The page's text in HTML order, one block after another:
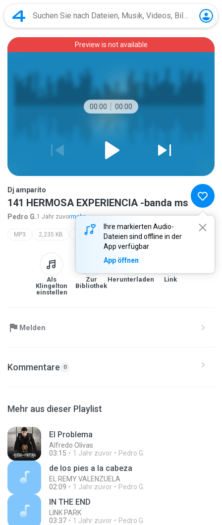
Preview is not available
00:00 00:00
Ihre markierten Audio-
Dateien sind offline in der
App verfügbar
App öffnen
Dj amparito
141 HERMOSA EXPERIENCIA -banda ms
Pedro G.1 Jahr zuvormehr...
MP3 2,235 KB bandas dj amparito
Als
Klingelton
einstellen
Zur
Bibliothek
Herunterladen Link
Melden
Kommentare 0
Mehr aus dieser Playlist
El Problema
Alfredo Olivas
03:15
1 Jahr zuvor Pedro G.
de los pies a la cabeza
EL REMY VALENZUELA
02:09
1 Jahr zuvor Pedro G.
IN THE END
LINK PARK
03:37
1 Jahr zuvor Pedro G.